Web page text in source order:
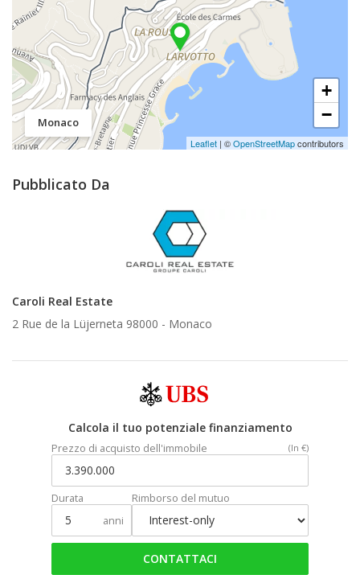
Monaco
+
−
Leaflet | ©OpenStreetMapcontributors
Pubblicato Da
Caroli Real Estate
2 Rue de la Lüjerneta 98000 - Monaco
Calcola il tuo potenziale finanziamento
Prezzo di acquisto dell'immobile (In €)
Durata
anni
Rimborso del mutuo
CONTATTACI